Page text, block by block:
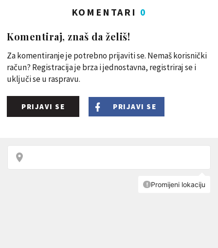
KOMENTARI 0
Komentiraj, znaš da želiš!
Za komentiranje je potrebno prijaviti se. Nemaš korisnički
račun? Registracija je brza i jednostavna, registriraj se i
uključi se u raspravu.
PRIJAVI SE PRIJAVI SE